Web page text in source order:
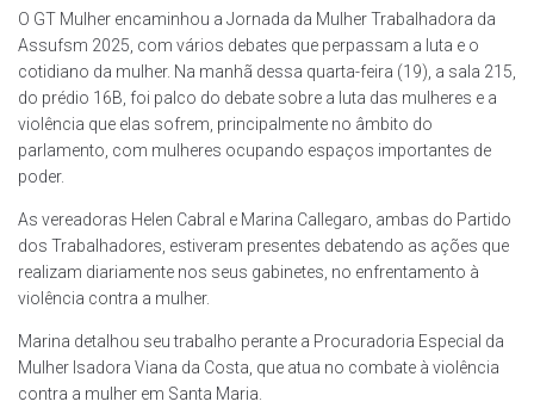
O GT Mulher encaminhou a Jornada da Mulher Trabalhadora da
Assufsm 2025, com vários debates que perpassam a luta e o
cotidiano da mulher. Na manhã dessa quarta-feira (19), a sala 215,
do prédio 16B, foi palco do debate sobre a luta das mulheres e a
violência que elas sofrem, principalmente no âmbito do
parlamento, com mulheres ocupando espaços importantes de
poder.
As vereadoras Helen Cabral e Marina Callegaro, ambas do Partido
dos Trabalhadores, estiveram presentes debatendo as ações que
realizam diariamente nos seus gabinetes, no enfrentamento à
violência contra a mulher.
Marina detalhou seu trabalho perante a Procuradoria Especial da
Mulher Isadora Viana da Costa, que atua no combate à violência
contra a mulher em Santa Maria.